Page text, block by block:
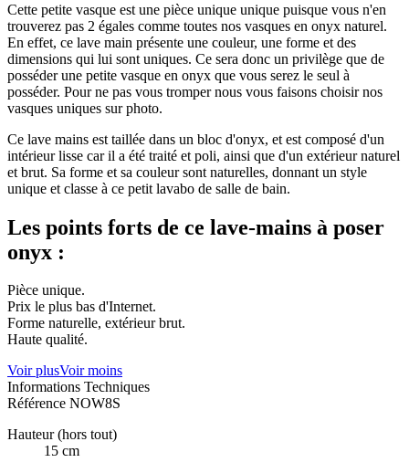
Cette petite vasque est une pièce unique unique puisque vous n'en
trouverez pas 2 égales comme toutes nos vasques en onyx naturel.
En effet, ce lave main présente une couleur, une forme et des
dimensions qui lui sont uniques. Ce sera donc un privilège que de
posséder une petite vasque en onyx que vous serez le seul à
posséder. Pour ne pas vous tromper nous vous faisons choisir nos
vasques uniques sur photo.
Ce lave mains est taillée dans un bloc d'onyx, et est composé d'un
intérieur lisse car il a été traité et poli, ainsi que d'un extérieur naturel
et brut. Sa forme et sa couleur sont naturelles, donnant un style
unique et classe à ce petit lavabo de salle de bain.
Les points forts de ce lave-mains à poser
onyx :
Pièce unique.
Prix le plus bas d'Internet.
Forme naturelle, extérieur brut.
Haute qualité.
Voir plusVoir moins
Informations Techniques
Référence NOW8S
Hauteur (hors tout)
15 cm